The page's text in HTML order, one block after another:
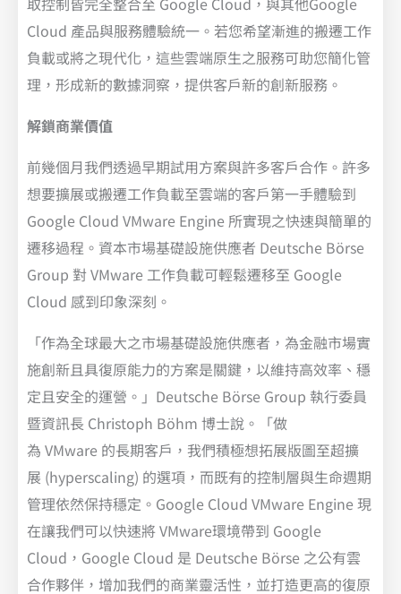
Cloud 產品與服務體驗統一。若您希望漸進的搬遷工作
負載或將之現代化，這些雲端原生之服務可助您簡化管
理，形成新的數據洞察，提供客戶新的創新服務。
解鎖商業價值
前幾個月我們透過早期試用方案與許多客戶合作。許多
想要擴展或搬遷工作負載至雲端的客戶第一手體驗到
Google Cloud VMware Engine 所實現之快速與簡單的
遷移過程。資本市場基礎設施供應者 Deutsche Börse
Group 對 VMware 工作負載可輕鬆遷移至 Google
Cloud 感到印象深刻。
「作為全球最大之市場基礎設施供應者，為金融市場實
施創新且具復原能力的方案是關鍵，以維持高效率、穩
定且安全的運營。」Deutsche Börse Group 執行委員
暨資訊長 Christoph Böhm 博士說。「做
為 VMware 的長期客戶，我們積極想拓展版圖至超擴
展 (hyperscaling) 的選項，而既有的控制層與生命週期
管理依然保持穩定。Google Cloud VMware Engine 現
在讓我們可以快速將 VMware環境帶到 Google
Cloud，Google Cloud 是 Deutsche Börse 之公有雲
合作夥伴，增加我們的商業靈活性，並打造更高的復原